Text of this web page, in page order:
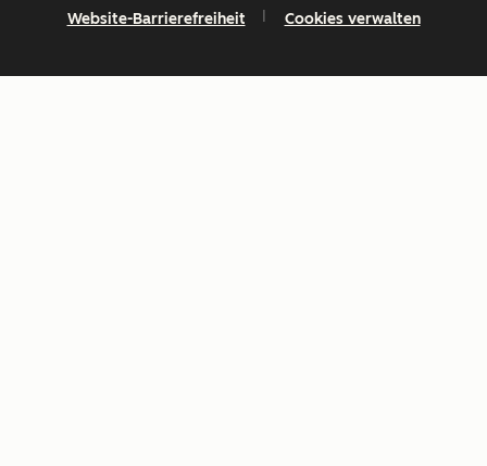
Website-Barrierefreiheit Cookies verwalten